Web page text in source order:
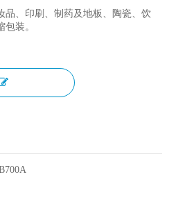
品、印刷、制药及地板、陶瓷、饮
装。